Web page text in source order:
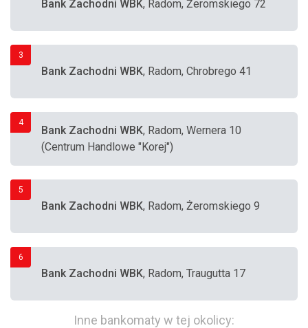
Bank Zachodni WBK, Radom, Żeromskiego 72
3
Bank Zachodni WBK, Radom, Chrobrego 41
4
Bank Zachodni WBK, Radom, Wernera 10
(Centrum Handlowe "Korej")
5
Bank Zachodni WBK, Radom, Żeromskiego 9
6
Bank Zachodni WBK, Radom, Traugutta 17
Inne bankomaty w tej okolicy: